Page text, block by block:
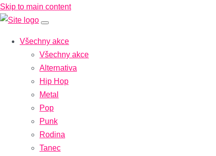
Skip to main content
Všechny akce
Všechny akce
Alternativa
Hip Hop
Metal
Pop
Punk
Rodina
Tanec